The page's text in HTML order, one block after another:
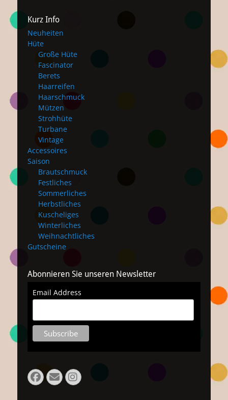
Kurz Info
Neuheiten
Hüte
Große Hüte
Fascinator
Berets
Haarreifen
Haarschmuck
Mützen
Strohhüte
Turbane
Vintage
Accessoires
Saison
Brautschmuck
Festliches
Sommerliches
Herbstliches
Kuscheliges
Winterliches
Weihnachtliches
Gutscheine
Abonnieren Sie unseren Newsletter
Email Address
Facebook
E-
Mail
Instagram